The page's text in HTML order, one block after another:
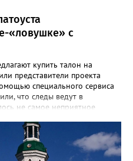
«ловушке» с
купить талон на
представители проекта
специального сервиса
что следы ведут в
не самое неприятное
страницы — это форма
или 100 литров с
А значит, это классическая